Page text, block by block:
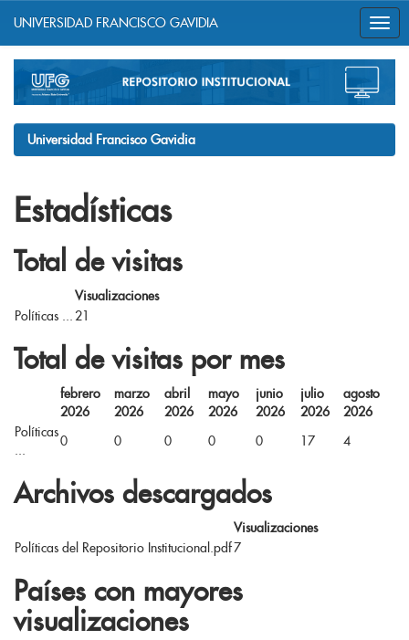
navigation
UNIVERSIDAD FRANCISCO GAVIDIA
Universidad Francisco Gavidia
Estadísticas
Total de visitas
Visualizaciones
Políticas ...
21
Total de visitas por mes
febrero
2026
marzo
2026
abril
2026
mayo
2026
junio
2026
julio
2026
agosto
2026
Políticas
0 0 0 0 0 17 4
Archivos descargados
Visualizaciones
Políticas del Repositorio Institucional.pdf7
Países con mayores
visualizaciones